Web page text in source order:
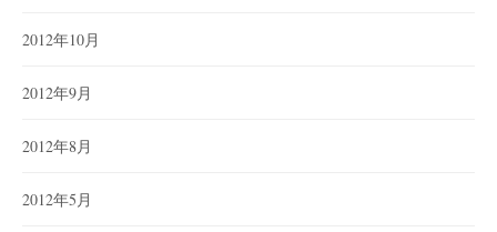
2012年10月
2012年9月
2012年8月
2012年5月